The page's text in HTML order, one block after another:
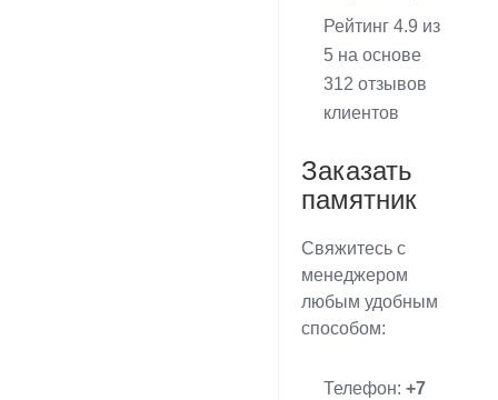
Рейтинг 4.9 из
5 на основе
312 отзывов
клиентов
Заказать
памятник
Свяжитесь с
менеджером
любым удобным
способом:
Телефон: +7